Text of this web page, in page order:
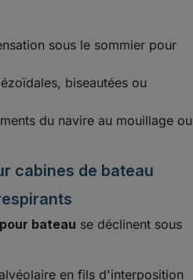
sous le sommier pour
biseautées ou
du navire au mouillage ou
cabines de bateau
bateau se déclinent sous
en fils d'interposition